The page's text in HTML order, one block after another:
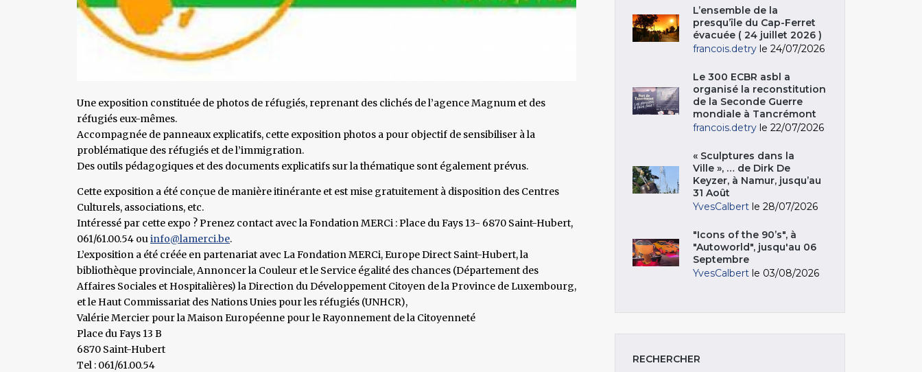
Une exposition constituée de photos de réfugiés, reprenant des clichés de l’agence Magnum et des
réfugiés eux-mêmes.
Accompagnée de panneaux explicatifs, cette exposition photos a pour objectif de sensibiliser à la
problématique des réfugiés et de l’immigration.
Des outils pédagogiques et des documents explicatifs sur la thématique sont également prévus.
Cette exposition a été conçue de manière itinérante et est mise gratuitement à disposition des Centres
Culturels, associations, etc.
Intéressé par cette expo ? Prenez contact avec la Fondation MERCi : Place du Fays 13- 6870 Saint-Hubert,
061/61.00.54 ouinfo@lamerci.be.
L’exposition a été créée en partenariat avec La Fondation MERCi, Europe Direct Saint-Hubert, la
bibliothèque provinciale, Annoncer la Couleur et le Service égalité des chances (Département des
Affaires Sociales et Hospitalières) la Direction du Développement Citoyen de la Province de Luxembourg,
et le Haut Commissariat des Nations Unies pour les réfugiés (UNHCR),
Valérie Mercier pour la Maison Européenne pour le Rayonnement de la Citoyenneté
Place du Fays 13 B
6870 Saint-Hubert
Tel : 061/61.00.54
L’ensemble de la
presqu’île du Cap-Ferret
évacuée ( 24 juillet 2026 )
francois.detry le 24/07/2026
Le 300 ECBR asbl a
organisé la reconstitution
de la Seconde Guerre
mondiale à Tancrémont
francois.detry le 22/07/2026
« Sculptures dans la
Ville », … de Dirk De
Keyzer, à Namur, jusqu’au
31 Août
YvesCalbert le 28/07/2026
"Icons of the 90’s", à
"Autoworld", jusqu'au 06
Septembre
YvesCalbert le 03/08/2026
RECHERCHER